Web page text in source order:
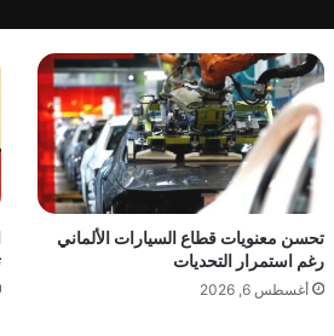
ا
ت
ح
ا
د
ا
ل
أ
و
تحسن معنويات قطاع السيارات الألماني
رغم استمرار التحديات
أغسطس 6, 2026